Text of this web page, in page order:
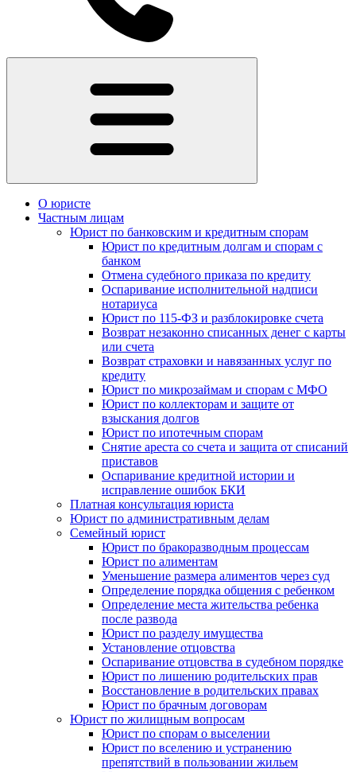
О юристе
Частным лицам
Юрист по банковским и кредитным спорам
Юрист по кредитным долгам и спорам с
банком
Отмена судебного приказа по кредиту
Оспаривание исполнительной надписи
нотариуса
Юрист по 115-ФЗ и разблокировке счета
Возврат незаконно списанных денег с карты
или счета
Возврат страховки и навязанных услуг по
кредиту
Юрист по микрозаймам и спорам с МФО
Юрист по коллекторам и защите от
взыскания долгов
Юрист по ипотечным спорам
Снятие ареста со счета и защита от списаний
приставов
Оспаривание кредитной истории и
исправление ошибок БКИ
Платная консультация юриста
Юрист по административным делам
Семейный юрист
Юрист по бракоразводным процессам
Юрист по алиментам
Уменьшение размера алиментов через суд
Определение порядка общения с ребенком
Определение места жительства ребенка
после развода
Юрист по разделу имущества
Установление отцовства
Оспаривание отцовства в судебном порядке
Юрист по лишению родительских прав
Восстановление в родительских правах
Юрист по брачным договорам
Юрист по жилищным вопросам
Юрист по спорам о выселении
Юрист по вселению и устранению
препятствий в пользовании жильем